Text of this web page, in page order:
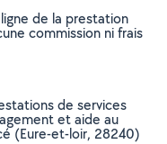
de la prestation
commission ni frais
de services
et aide au
(Eure-et-loir, 28240)